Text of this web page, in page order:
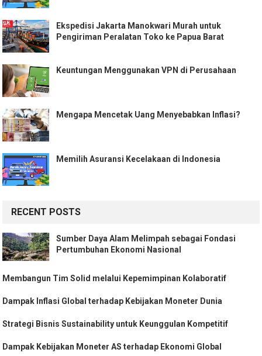
Ekspedisi Jakarta Manokwari Murah untuk
Pengiriman Peralatan Toko ke Papua Barat
Keuntungan Menggunakan VPN di Perusahaan
Mengapa Mencetak Uang Menyebabkan Inflasi?
Memilih Asuransi Kecelakaan di Indonesia
RECENT POSTS
Sumber Daya Alam Melimpah sebagai Fondasi
Pertumbuhan Ekonomi Nasional
Membangun Tim Solid melalui Kepemimpinan Kolaboratif
Dampak Inflasi Global terhadap Kebijakan Moneter Dunia
Strategi Bisnis Sustainability untuk Keunggulan Kompetitif
Dampak Kebijakan Moneter AS terhadap Ekonomi Global